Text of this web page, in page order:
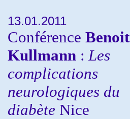
13.01.2011
Conférence Benoit
Kullmann : Les
complications
neurologiques du
diabète Nice